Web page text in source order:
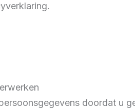
doordat u